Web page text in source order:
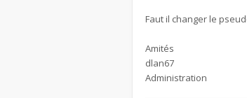
Faut il changer le
Amités
dlan67
Administration